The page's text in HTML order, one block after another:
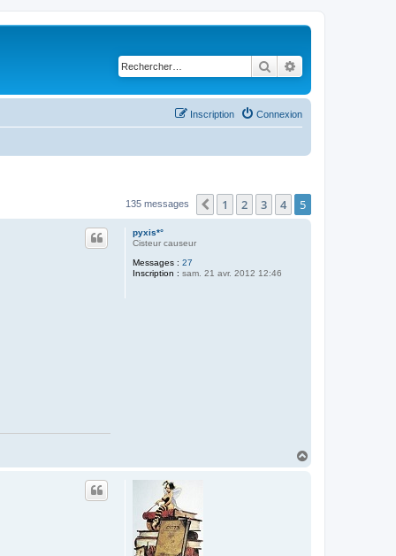
Rechercher
Connexion
Inscription
135 messages Précédent
1 2 3 4 5
pyxis*°
Cisteur causeur
Messages : 27
Inscription : sam. 21 avr. 2012 12:46